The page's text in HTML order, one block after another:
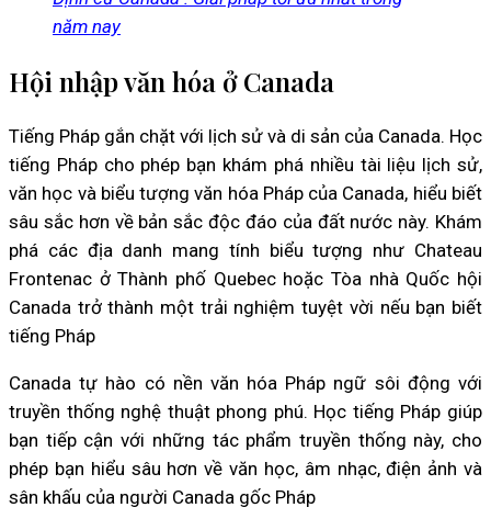
năm nay
Hội nhập văn hóa ở Canada
Tiếng Pháp gắn chặt với lịch sử và di sản của Canada. Học
tiếng Pháp cho phép bạn khám phá nhiều tài liệu lịch sử,
văn học và biểu tượng văn hóa Pháp của Canada, hiểu biết
sâu sắc hơn về bản sắc độc đáo của đất nước này. Khám
phá các địa danh mang tính biểu tượng như Chateau
Frontenac ở Thành phố Quebec hoặc Tòa nhà Quốc hội
Canada trở thành một trải nghiệm tuyệt vời nếu bạn biết
tiếng Pháp
Canada tự hào có nền văn hóa Pháp ngữ sôi động với
truyền thống nghệ thuật phong phú. Học tiếng Pháp giúp
bạn tiếp cận với những tác phẩm truyền thống này, cho
phép bạn hiểu sâu hơn về văn học, âm nhạc, điện ảnh và
sân khấu của người Canada gốc Pháp